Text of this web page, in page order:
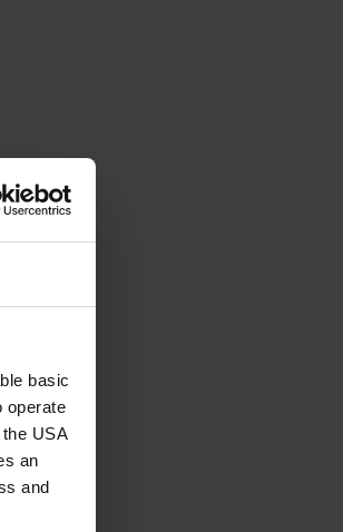
basic
operate
USA
an
and